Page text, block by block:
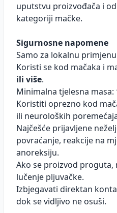
uputstvu proizvođača i
kategoriji mačke.
Sigurnosne napomene
Samo za lokalnu
Koristi se kod mačaka i
ili više.
Minimalna tjelesna masa:
Koristiti oprezno kod
ili neuroloških
Najčešće prijavljene
povraćanje, reakcije na
anoreksiju.
Ako se proizvod proguta,
lučenje pljuvačke.
Izbjegavati direktan
dok se vidljivo ne osuši.